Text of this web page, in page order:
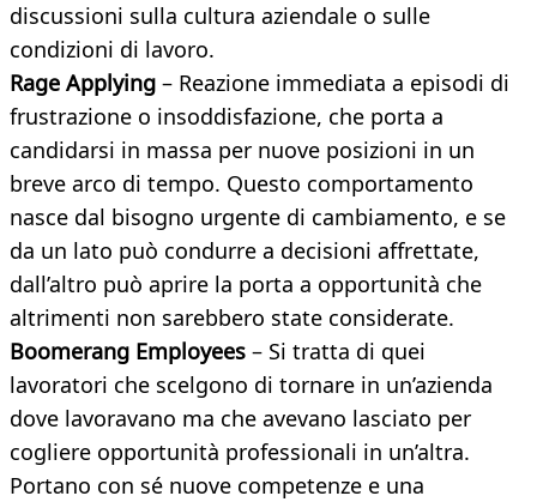
discussioni sulla cultura aziendale o sulle
condizioni di lavoro.
Rage Applying – Reazione immediata a episodi di
frustrazione o insoddisfazione, che porta a
candidarsi in massa per nuove posizioni in un
breve arco di tempo. Questo comportamento
nasce dal bisogno urgente di cambiamento, e se
da un lato può condurre a decisioni affrettate,
dall’altro può aprire la porta a opportunità che
altrimenti non sarebbero state considerate.
Boomerang Employees – Si tratta di quei
lavoratori che scelgono di tornare in un’azienda
dove lavoravano ma che avevano lasciato per
cogliere opportunità professionali in un’altra.
Portano con sé nuove competenze e una